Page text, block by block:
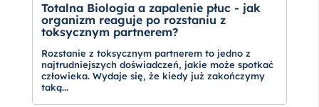
Totalna Biologia a zapalenie płuc - jak
organizm reaguje po rozstaniu z
toksycznym partnerem?
Rozstanie z toksycznym partnerem to jedno z
najtrudniejszych doświadczeń, jakie może spotkać
człowieka. Wydaje się, że kiedy już zakończymy
taką...